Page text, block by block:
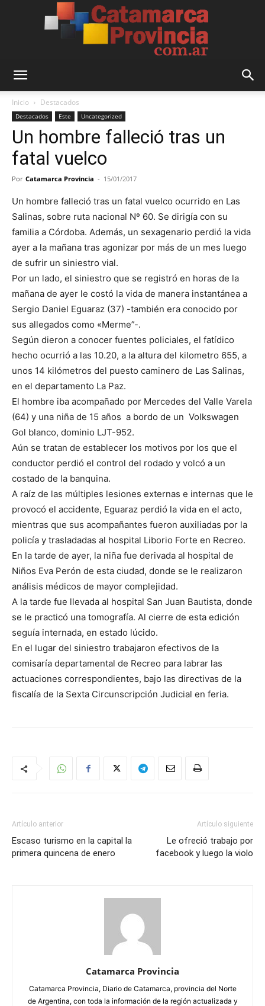
Provincia
Inicio Destacados
Destacados Este Uncategorized
Un hombre falleció tras un
fatal vuelco
Por Catamarca Provincia - 15/01/2017
Un hombre falleció tras un fatal vuelco ocurrido en Las
Salinas, sobre ruta nacional Nº 60. Se dirigía con su
familia a Córdoba. Además, un sexagenario perdió la vida
ayer a la mañana tras agonizar por más de un mes luego
de sufrir un siniestro vial.
Por un lado, el siniestro que se registró en horas de la
mañana de ayer le costó la vida de manera instantánea a
Sergio Daniel Eguaraz (37) -también era conocido por
sus allegados como «Merme”-.
Según dieron a conocer fuentes policiales, el fatídico
hecho ocurrió a las 10.20, a la altura del kilometro 655, a
unos 14 kilómetros del puesto caminero de Las Salinas,
en el departamento La Paz.
El hombre iba acompañado por Mercedes del Valle Varela
(64) y una niña de 15 años a bordo de un Volkswagen
Gol blanco, dominio LJT-952.
Aún se tratan de establecer los motivos por los que el
conductor perdió el control del rodado y volcó a un
costado de la banquina.
A raíz de las múltiples lesiones externas e internas que le
provocó el accidente, Eguaraz perdió la vida en el acto,
mientras que sus acompañantes fueron auxiliadas por la
policía y trasladadas al hospital Liborio Forte en Recreo.
En la tarde de ayer, la niña fue derivada al hospital de
Niños Eva Perón de esta ciudad, donde se le realizaron
análisis médicos de mayor complejidad.
A la tarde fue llevada al hospital San Juan Bautista, donde
se le practicó una tomografía. Al cierre de esta edición
seguía internada, en estado lúcido.
En el lugar del siniestro trabajaron efectivos de la
comisaría departamental de Recreo para labrar las
actuaciones correspondientes, bajo las directivas de la
fiscalía de la Sexta Circunscripción Judicial en feria.
Artículo anterior
Escaso turismo en la capital la
primera quincena de enero
Artículo siguiente
Le ofreció trabajo por
facebook y luego la violo
Catamarca Provincia
Catamarca Provincia, Diario de Catamarca, provincia del Norte
de Argentina, con toda la información de la región actualizada y